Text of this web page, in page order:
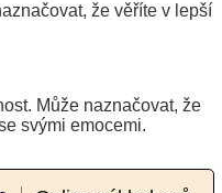
že věříte v lepší
Může naznačovat, že
svými emocemi.